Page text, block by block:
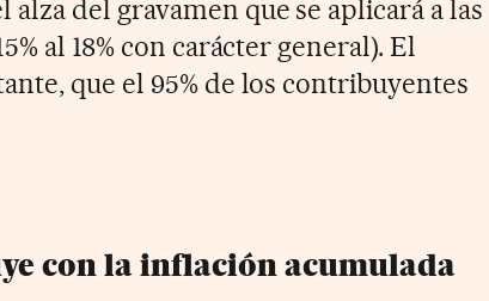
del gravamen que se aplicará a las
al 18% con carácter general). El
que el 95% de los contribuyentes
con la inflación acumulada